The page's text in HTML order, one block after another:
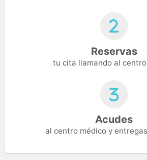
Reservas
tu cita llamando al
Acudes
al centro médico y